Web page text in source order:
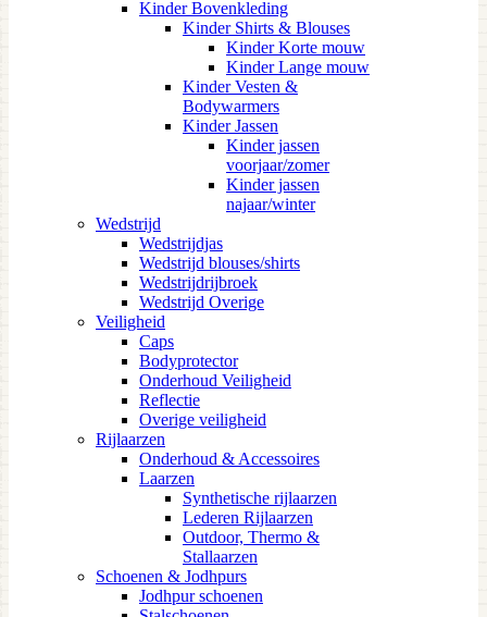
Kinder Bovenkleding
Kinder Shirts & Blouses
Kinder Korte mouw
Kinder Lange mouw
Kinder Vesten &
Bodywarmers
Kinder Jassen
Kinder jassen
voorjaar/zomer
Kinder jassen
najaar/winter
Wedstrijd
Wedstrijdjas
Wedstrijd blouses/shirts
Wedstrijdrijbroek
Wedstrijd Overige
Veiligheid
Caps
Bodyprotector
Onderhoud Veiligheid
Reflectie
Overige veiligheid
Rijlaarzen
Onderhoud & Accessoires
Laarzen
Synthetische rijlaarzen
Lederen Rijlaarzen
Outdoor, Thermo &
Stallaarzen
Schoenen & Jodhpurs
Jodhpur schoenen